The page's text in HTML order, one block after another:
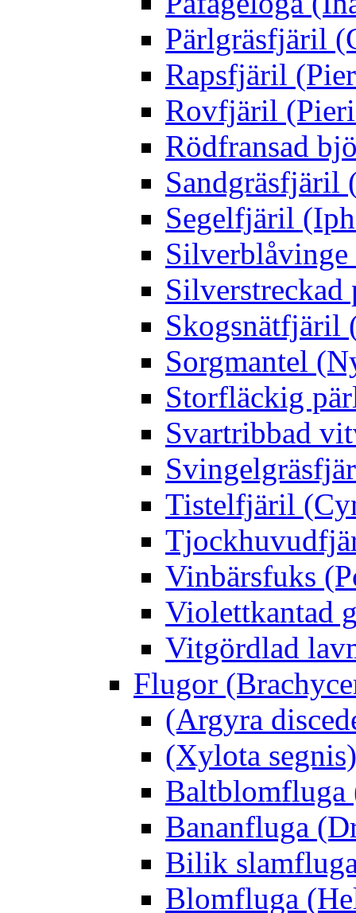
Pärlgräsfjäril
Rapsfjäril
Rovfjäril
Rödfransad
Sandgräsfjäril
Segelfjäril
Silverblåvinge
Skogsnätfjäril
Sorgmantel
Storfläckig
Svartribbad
Tistelfjäril
Vinbärsfuks
Violettkantad
Vitgördlad
Flugor
(Argyra
(Xylota segnis)
Baltblomfluga
Bananfluga
Bilik
Blomfluga